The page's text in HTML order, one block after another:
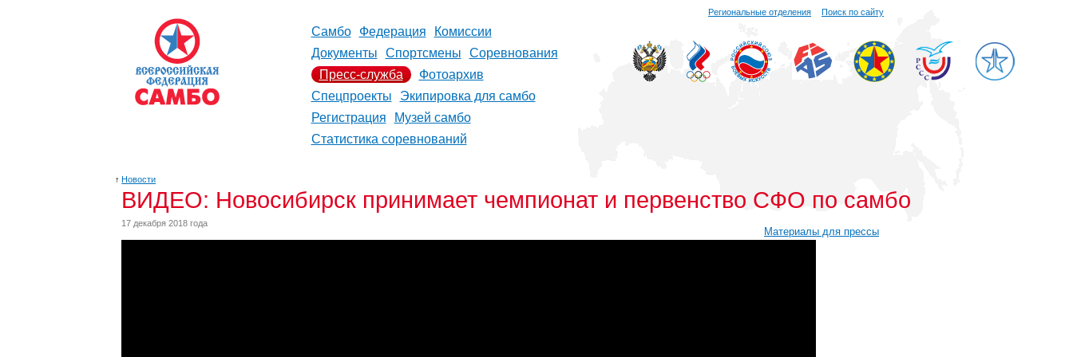
Региональные отделения Поиск по сайту
Самбо Федерация
Комиссии
Документы
Спортсмены
Соревнования
Пресс-служба
Фотоархив
Спецпроекты
Экипировка для самбо
Регистрация
Музей самбо
Статистика соревнований
↑ Новости
ВИДЕО: Новосибирск принимает чемпионат и первенство СФО по самбо
17 декабря 2018 года
Материалы для прессы